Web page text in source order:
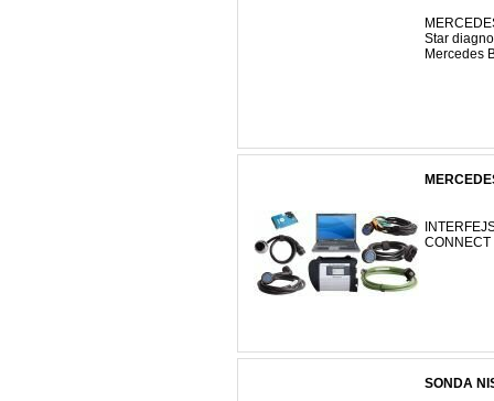
Star
Mercedes
SONDA